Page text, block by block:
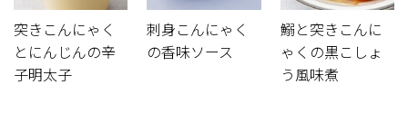
突きこんにゃく
とにんじんの辛
子明太子
刺身こんにゃく
の香味ソース
鰯と突きこんに
ゃくの黒こしょ
う風味煮